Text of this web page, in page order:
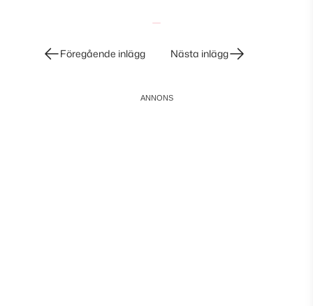
InläggsnavigeringFöregående inlägg Nästa inlägg